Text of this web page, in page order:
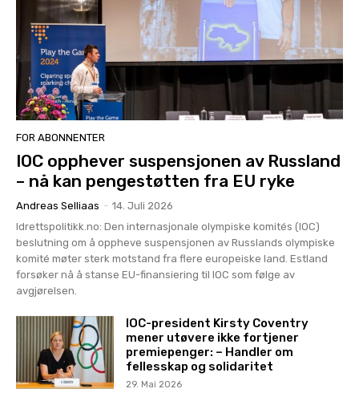
FOR ABONNENTER
IOC opphever suspensjonen av Russland
– nå kan pengestøtten fra EU ryke
Andreas Selliaas - 14. Juli 2026
Idrettspolitikk.no: Den internasjonale olympiske komités (IOC)
beslutning om å oppheve suspensjonen av Russlands olympiske
komité møter sterk motstand fra flere europeiske land. Estland
forsøker nå å stanse EU-finansiering til IOC som følge av
avgjørelsen.
IOC-president Kirsty Coventry
mener utøvere ikke fortjener
premiepenger: – Handler om
fellesskap og solidaritet
29. Mai 2026